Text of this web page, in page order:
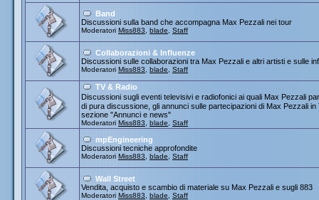
Band
Discussioni sulla band che accompagna Max Pezzali nei tour
Moderatori Miss883 blade Staff
Collaborazioni & Influenze
Discussioni sulle collaborazioni tra Max Pezzali e altri artisti e sulle
Moderatori Miss883 blade Staff
TV & Radio
Discussioni sugli eventi televisivi e radiofonici ai quali Max Pezzali
di pura discussione, gli annunci sulle partecipazioni di Max Pezzali
sezione "Annunci e news"
Moderatori Miss883 blade Staff
mpEngineering
Discussioni tecniche approfondite
Moderatori Miss883 blade Staff
Wall Street
Vendita, acquisto e scambio di materiale su Max Pezzali e sugli 883
Moderatori Miss883 blade Staff